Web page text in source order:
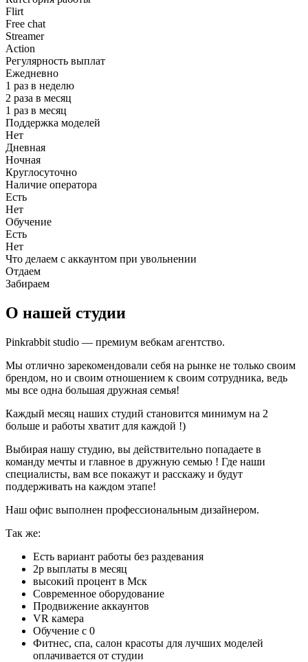
Flirt
Free chat
Streamer
Action
Регулярность выплат
Ежедневно
1 раз в неделю
2 раза в месяц
1 раз в месяц
Поддержка моделей
Нет
Дневная
Ночная
Круглосуточно
Наличие оператора
Есть
Нет
Обучение
Есть
Нет
Что делаем с аккаунтом при увольнении
Отдаем
Забираем
О нашей студии
Pinkrabbit studio — премиум вебкам агентство.
Мы отлично зарекомендовали себя на рынке не только своим
брендом, но и своим отношением к своим сотрудника, ведь
мы все одна большая дружная семья!
Каждый месяц наших студий становится минимум на 2
больше и работы хватит для каждой !)
Выбирая нашу студию, вы действительно попадаете в
команду мечты и главное в дружную семью ! Где наши
специалисты, вам все покажут и расскажу и будут
поддерживать на каждом этапе!
Наш офис выполнен профессиональным дизайнером.
Так же:
Есть вариант работы без раздевания
2р выплаты в месяц
высокий процент в Мск
Современное оборудование
Продвижение аккаунтов
VR камера
Обучение с 0
Фитнес, спа, салон красоты для лучших моделей
оплачивается от студии